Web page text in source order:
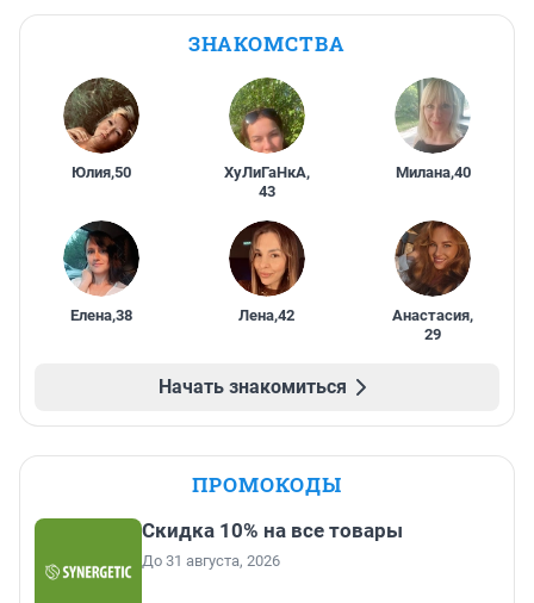
ЗНАКОМСТВА
Юлия,50 ХуЛиГаНкА,
43
Милана,40
Елена,38 Лена,42 Анастасия,
29
Начать знакомиться
ПРОМОКОДЫ
Скидка 10% на все товары
До 31 августа, 2026